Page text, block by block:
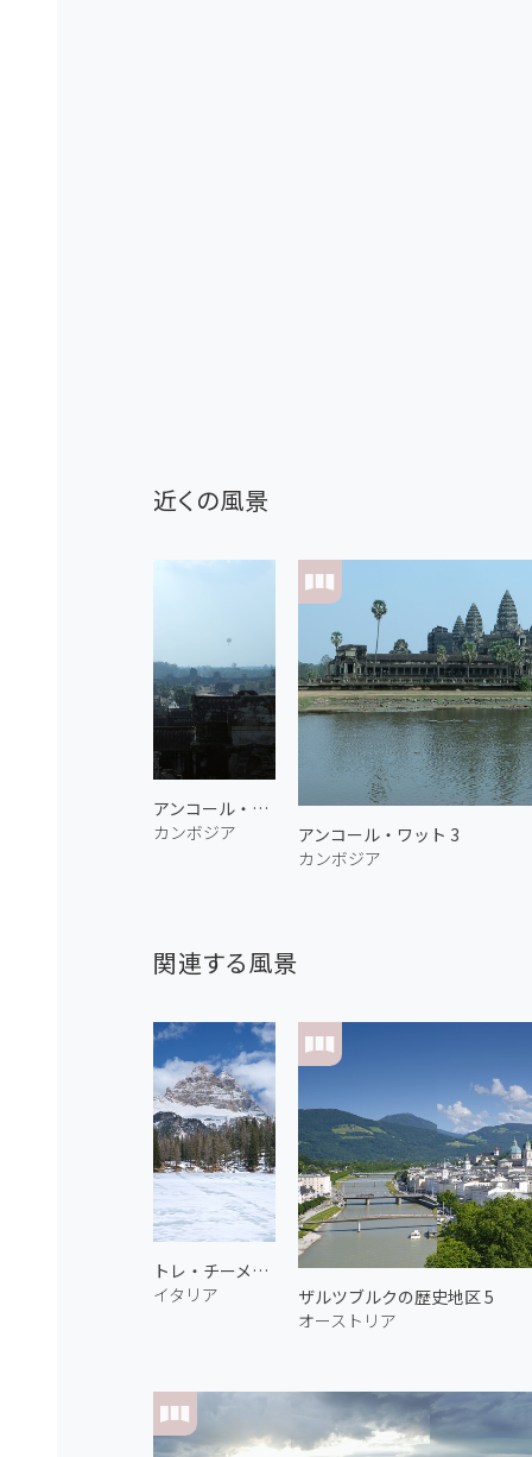
近くの風景
アンコール・ワット 2
カンボジア
アンコール・ワット 3
カンボジア
関連する風景
トレ・チーメ・ディ・ラヴァレード
イタリア
ザルツブルクの歴史地区 5
オーストリア